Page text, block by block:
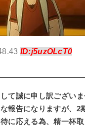
ID:j5uzOLcT0
て誠に申し訳ござい
報告になりますが、
に応える為、精一杯